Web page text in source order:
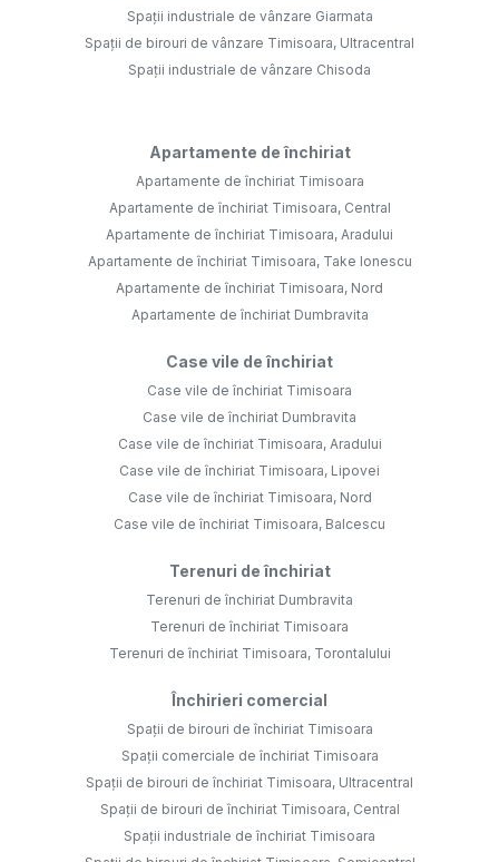
Spații industriale de vânzare Giarmata
Spații de birouri de vânzare Timisoara, Ultracentral
Spații industriale de vânzare Chisoda
Apartamente de închiriat
Apartamente de închiriat Timisoara
Apartamente de închiriat Timisoara, Central
Apartamente de închiriat Timisoara, Aradului
Apartamente de închiriat Timisoara, Take Ionescu
Apartamente de închiriat Timisoara, Nord
Apartamente de închiriat Dumbravita
Case vile de închiriat
Case vile de închiriat Timisoara
Case vile de închiriat Dumbravita
Case vile de închiriat Timisoara, Aradului
Case vile de închiriat Timisoara, Lipovei
Case vile de închiriat Timisoara, Nord
Case vile de închiriat Timisoara, Balcescu
Terenuri de închiriat
Terenuri de închiriat Dumbravita
Terenuri de închiriat Timisoara
Terenuri de închiriat Timisoara, Torontalului
Închirieri comercial
Spații de birouri de închiriat Timisoara
Spații comerciale de închiriat Timisoara
Spații de birouri de închiriat Timisoara, Ultracentral
Spații de birouri de închiriat Timisoara, Central
Spații industriale de închiriat Timisoara